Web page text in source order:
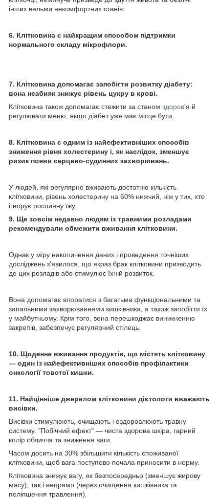
інших вельми некомфортних станів.
6. Клітковина є найкращим способом підтримки
нормального складу мікрофлори.
7. Клітковина допомагає запобігти розвитку діабету:
вона неабияк знижує рівень цукру в крові.
Клітковина також допомагає стежити за станом здоров'я й
регулювати меню, якщо діабет уже має місце бути.
8. Клітковина є одним із найефективніших способів
зниження рівня холестерину і, як наслідок, зменшує
ризик появи серцево-судинних захворювань.
У людей, які регулярно вживають достатню кількість
клітковини, рівень холестерину на 60% нижчий, ніж у тих, хто
ігнорує рослинну їжу.
9. Ще зовсім недавно людям із травними розладами
рекомендували обмежити вживання клітковини.
Однак у міру накопичення даних і проведення точніших
досліджень з'явилося, що якраз брак клітковини призводить
до цих розладів або стимулює їхній розвиток.
Вона допомагає впоратися з багатьма функціональними та
запальними захворюваннями кишківника, а також запобігти їх
у майбутньому. Крім того, вона перешкоджає виникненню
закрепів, забезпечує регулярний стілець.
10. Щоденне вживання продуктів, що містять клітковину
— один із найефективніших способів профілактики
онкології товстої кишки.
11. Найцінніше джерелом клітковини дієтологи вважають
висівки.
Висівки стимулюють, очищають і оздоровлюють травну
систему. "Побічний ефект" — чиста здорова шкіра, гарний
колір обличчя та зниження ваги.
Часом досить на 30% збільшити кількість споживаної
клітковини, щоб вага поступово почала приносити в норму.
Клітковина знижує вагу, як безпосередньо (зменшує жирову
масу), так і непрямо (через очищення кишківника та
поліпшення травлення).